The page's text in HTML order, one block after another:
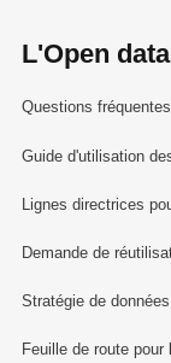
L'Open data
Questions
Guide d'utilisation
Lignes directrices
Demande de
Stratégie de
Feuille de route pour